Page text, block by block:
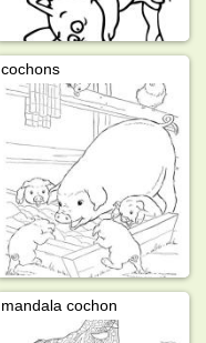
cochons
mandala cochon